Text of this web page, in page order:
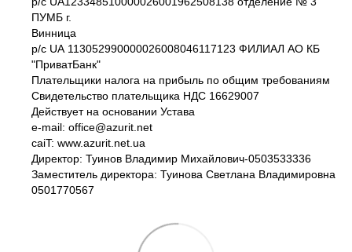
ПУМБ г.
Винница
р/с UА 113052990000026008046117123 ФИЛИАЛ АО КБ
"ПриватБанк"
Плательщики налога на прибыль по общим требованиям
Свидетельство плательщика НДС 16629007
Действует на основании Устава
e-mail: office@azurit.net
caiT: www.azurit.net.ua
Директор: Туинов Владимир Михайлович-0503533336
Заместитель директора: Туинова Светлана Владимировна
0501770567